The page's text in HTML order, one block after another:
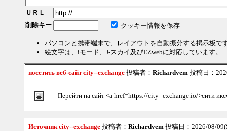
ＵＲＬ
削除キー
クッキー情報を保存
パソコンと携帯端末で、レイアウトを自動振分する掲示板で
絵文字は、iモード、J-スカイ及びEZwebに対応しています。
посетить веб-сайт city--exchange 投稿者： Richardvem 投稿日：
Перейти на сайт <a href=https://city--exchange.io/>сити
Источник city--exchange 投稿者： Richardvem 投稿日：2026/08/